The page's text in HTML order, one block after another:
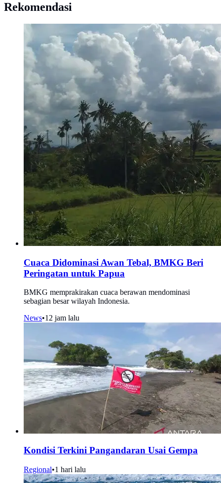
Rekomendasi
Cuaca Didominasi Awan Tebal, BMKG Beri
Peringatan untuk Papua
BMKG memprakirakan cuaca berawan mendominasi
sebagian besar wilayah Indonesia.
News•12 jam lalu
Kondisi Terkini Pangandaran Usai Gempa
Regional•1 hari lalu